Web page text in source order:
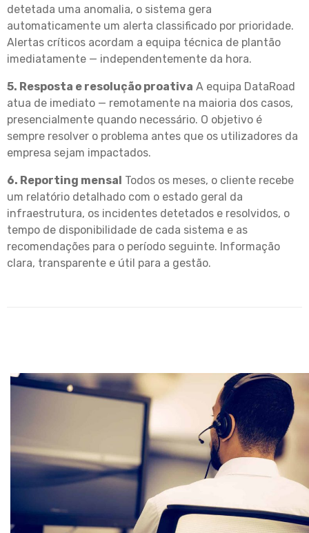
detetada uma anomalia, o sistema gera
automaticamente um alerta classificado por prioridade.
Alertas críticos acordam a equipa técnica de plantão
imediatamente — independentemente da hora.
5. Resposta e resolução proativa A equipa DataRoad
atua de imediato — remotamente na maioria dos casos,
presencialmente quando necessário. O objetivo é
sempre resolver o problema antes que os utilizadores da
empresa sejam impactados.
6. Reporting mensal Todos os meses, o cliente recebe
um relatório detalhado com o estado geral da
infraestrutura, os incidentes detetados e resolvidos, o
tempo de disponibilidade de cada sistema e as
recomendações para o período seguinte. Informação
clara, transparente e útil para a gestão.